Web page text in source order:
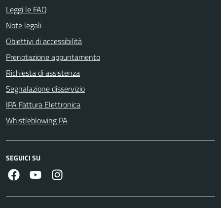
Leggi le FAQ
Note legali
Obiettivi di accessibilità
Prenotazione appuntamento
Richiesta di assistenza
Segnalazione disservizio
IPA Fattura Elettronica
Whistleblowing PA
SEGUICI SU
FacebookYoutube